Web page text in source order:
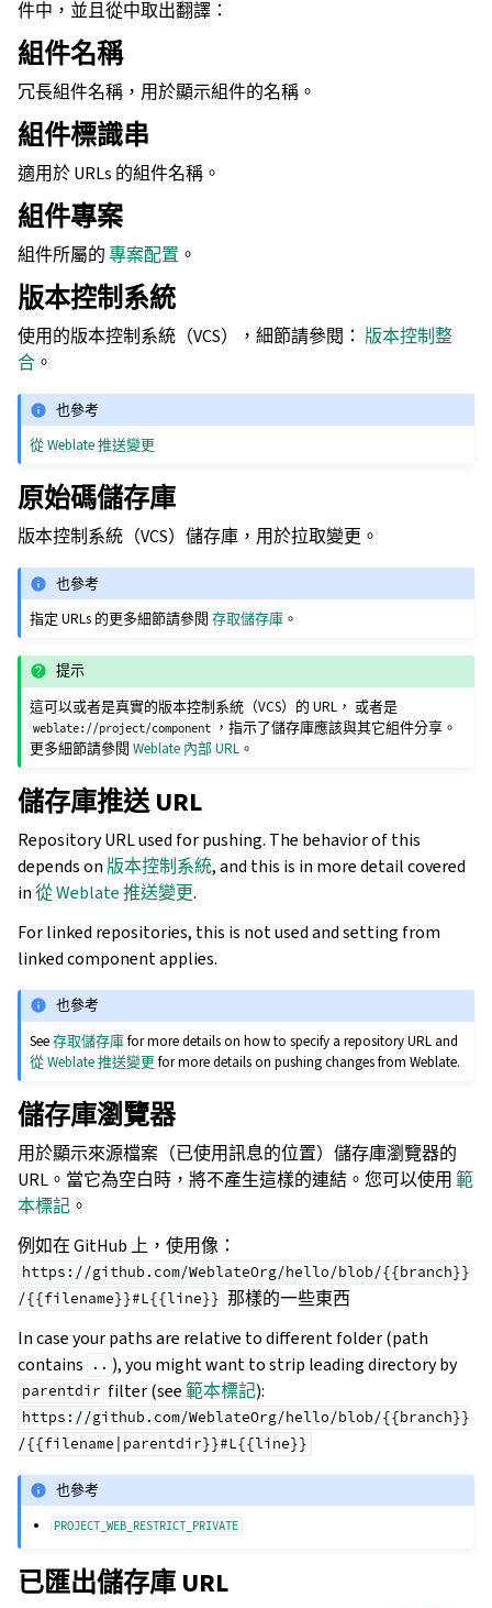
件中，並且從中取出翻譯：
組件名稱
冗長組件名稱，用於顯示組件的名稱。
組件標識串
適用於 URLs 的組件名稱。
組件專案
組件所屬的專案配置 。
版本控制系統
使用的版本控制系統（VCS），細節請參閱： 版本控制整
合 。
也參考
從 Weblate 推送變更
原始碼儲存庫
版本控制系統（VCS）儲存庫，用於拉取變更。
也參考
指定 URLs 的更多細節請參閱存取儲存庫 。
提示
這可以或者是真實的版本控制系統（VCS）的 URL， 或者是
weblate://project/component
，指示了儲存庫應該與其它組件分享。
更多細節請參閱Weblate 內部 URL 。
儲存庫推送 URL
Repository URL used for pushing. The behavior of this
depends on 版本控制系統, and this is in more detail covered
in從 Weblate 推送變更.
For linked repositories, this is not used and setting from
linked component applies.
也參考
See存取儲存庫for more details on how to specify a repository URL and
從 Weblate 推送變更for more details on pushing changes from Weblate.
儲存庫瀏覽器
用於顯示來源檔案（已使用訊息的位置）儲存庫瀏覽器的
URL。當它為空白時，將不產生這樣的連結。您可以使用範
本標記 。
例如在 GitHub 上，使用像：
https://github.com/WeblateOrg/hello/blob/{{branch}}
/{{filename}}#L{{line}} 那樣的一些東西
In case your paths are relative to different folder (path
contains
.. ), you might want to strip leading directory by
parentdir filter (see範本標記):
https://github.com/WeblateOrg/hello/blob/{{branch}}
/{{filename|parentdir}}#L{{line}}
也參考
PROJECT_WEB_RESTRICT_PRIVATE
已匯出儲存庫 URL